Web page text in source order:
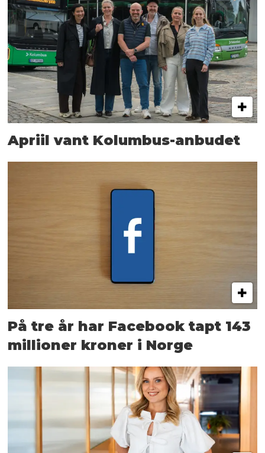
Apriil vant Kolumbus-anbudet
På tre år har Facebook tapt 143
millioner kroner i Norge